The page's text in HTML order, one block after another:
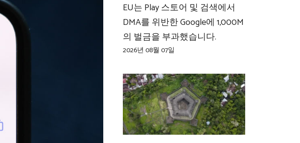
EU는 Play 스토어 및 검색에서
DMA를 위반한 Google에 1,000M
의 벌금을 부과했습니다.
2026년 08월 07일